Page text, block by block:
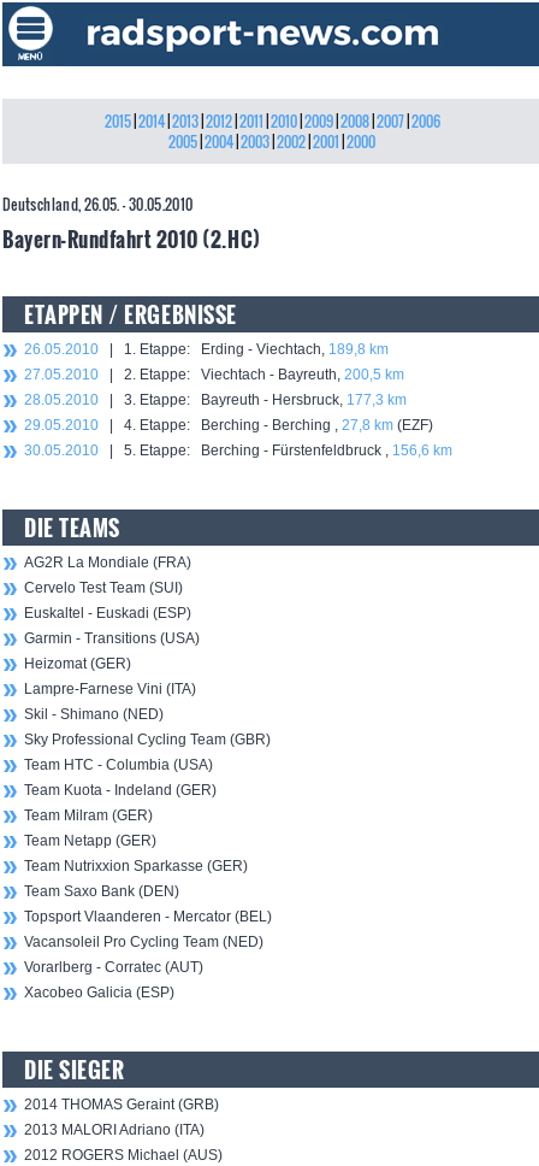
2015| 2014| 2013| 2012| 2011 2010| 2009| 2008| 2007| 2006
2005 2004 2003 2002 2001 2000
Deutschland, 26.05. - 30.05.2010
Bayern-Rundfahrt 2010 (2.HC)
ETAPPEN / ERGEBNISSE
26.05.2010 | 1. Etappe: Erding - Viechtach, 189,8 km
27.05.2010 | 2. Etappe: Viechtach - Bayreuth, 200,5 km
28.05.2010 | 3. Etappe: Bayreuth - Hersbruck, 177,3 km
29.05.2010 | 4. Etappe: Berching - Berching , 27,8 km (EZF)
30.05.2010 | 5. Etappe: Berching - Fürstenfeldbruck , 156,6 km
DIE TEAMS
AG2R La Mondiale (FRA)
Cervelo Test Team (SUI)
Euskaltel - Euskadi (ESP)
Garmin - Transitions (USA)
Heizomat (GER)
Lampre-Farnese Vini (ITA)
Skil - Shimano (NED)
Sky Professional Cycling Team (GBR)
Team HTC - Columbia (USA)
Team Kuota - Indeland (GER)
Team Milram (GER)
Team Netapp (GER)
Team Nutrixxion Sparkasse (GER)
Team Saxo Bank (DEN)
Topsport Vlaanderen - Mercator (BEL)
Vacansoleil Pro Cycling Team (NED)
Vorarlberg - Corratec (AUT)
Xacobeo Galicia (ESP)
DIE SIEGER
2014 THOMAS Geraint (GRB)
2013 MALORI Adriano (ITA)
2012 ROGERS Michael (AUS)